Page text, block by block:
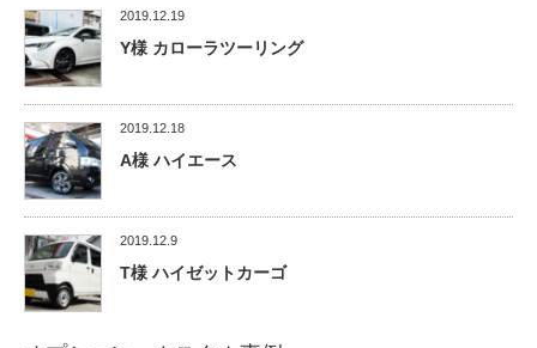
2019.12.19
Y様 カローラツーリング
2019.12.18
A様 ハイエース
2019.12.9
T様 ハイゼットカーゴ